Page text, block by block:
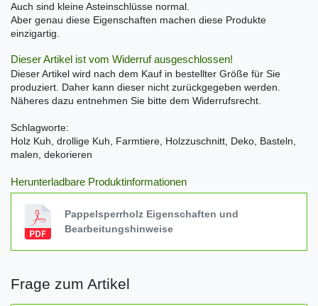
Auch sind kleine Asteinschlüsse normal.
Aber genau diese Eigenschaften machen diese Produkte
einzigartig.
Dieser Artikel ist vom Widerruf ausgeschlossen!
Dieser Artikel wird nach dem Kauf in bestellter Größe für Sie
produziert. Daher kann dieser nicht zurückgegeben werden.
Näheres dazu entnehmen Sie bitte dem Widerrufsrecht.
Schlagworte:
Holz Kuh, drollige Kuh, Farmtiere, Holzzuschnitt, Deko, Basteln,
malen, dekorieren
Herunterladbare Produktinformationen
Pappelsperrholz Eigenschaften und
Bearbeitungshinweise
Frage zum Artikel